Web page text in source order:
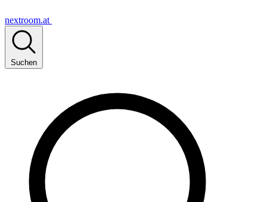
nextroom.at
Suchen